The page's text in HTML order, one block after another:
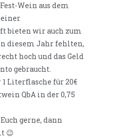
Wein aus dem
bieten wir auch zum
diesem Jahr fehlten,
hoch und das Geld
gebraucht.
1 Literflasche für 20€
QbA in der 0,75
gerne, dann
😉